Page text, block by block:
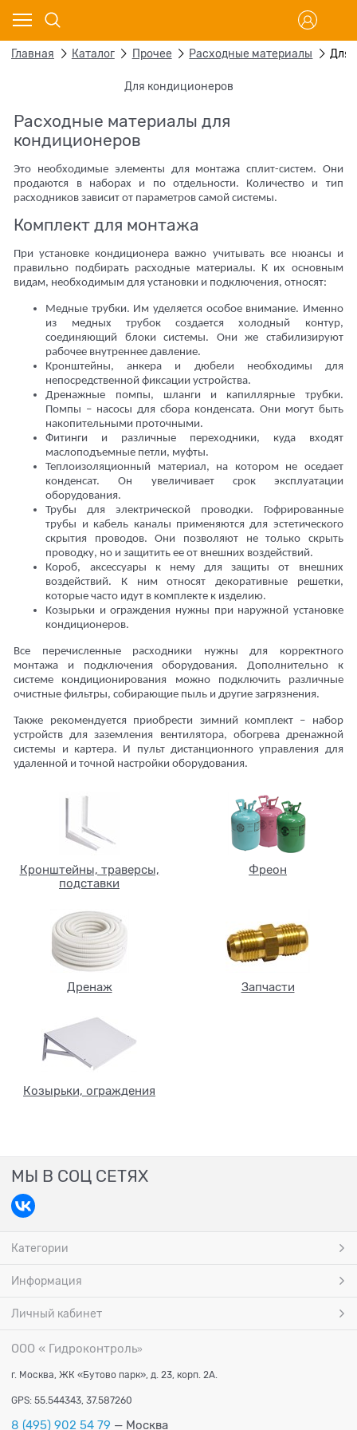
Главная Каталог Прочее Расходные материалы Для
Для кондиционеров
Расходные материалы для
кондиционеров
Это необходимые элементы для монтажа сплит-систем. Они
продаются в наборах и по отдельности. Количество и тип
расходников зависит от параметров самой системы.
Комплект для монтажа
При установке кондиционера важно учитывать все нюансы и
правильно подбирать расходные материалы. К их основным
видам, необходимым для установки и подключения, относят:
Медные трубки. Им уделяется особое внимание. Именно
из медных трубок создается холодный контур,
соединяющий блоки системы. Они же стабилизируют
рабочее внутреннее давление.
Кронштейны, анкера и дюбели необходимы для
непосредственной фиксации устройства.
Дренажные помпы, шланги и капиллярные трубки.
Помпы – насосы для сбора конденсата. Они могут быть
накопительными проточными.
Фитинги и различные переходники, куда входят
маслоподъемные петли, муфты.
Теплоизоляционный материал, на котором не оседает
конденсат. Он увеличивает срок эксплуатации
оборудования.
Трубы для электрической проводки. Гофрированные
трубы и кабель каналы применяются для эстетического
скрытия проводов. Они позволяют не только скрыть
проводку, но и защитить ее от внешних воздействий.
Короб, аксессуары к нему для защиты от внешних
воздействий. К ним относят декоративные решетки,
которые часто идут в комплекте к изделию.
Козырьки и ограждения нужны при наружной установке
кондиционеров.
Все перечисленные расходники нужны для корректного
монтажа и подключения оборудования. Дополнительно к
системе кондиционирования можно подключить различные
очистные фильтры, собирающие пыль и другие загрязнения.
Также рекомендуется приобрести зимний комплект – набор
устройств для заземления вентилятора, обогрева дренажной
системы и картера. И пульт дистанционного управления для
удаленной и точной настройки оборудования.
Кронштейны, траверсы,
подставки
Фреон
Дренаж Запчасти
Козырьки, ограждения
МЫ В СОЦ СЕТЯХ
Категории
Информация
Личный кабинет
ООО « Гидроконтроль»
г. Москва, ЖК «Бутово парк», д. 23, корп. 2А.
GPS: 55.544343, 37.587260
8 (495) 902 54 79 — Москва